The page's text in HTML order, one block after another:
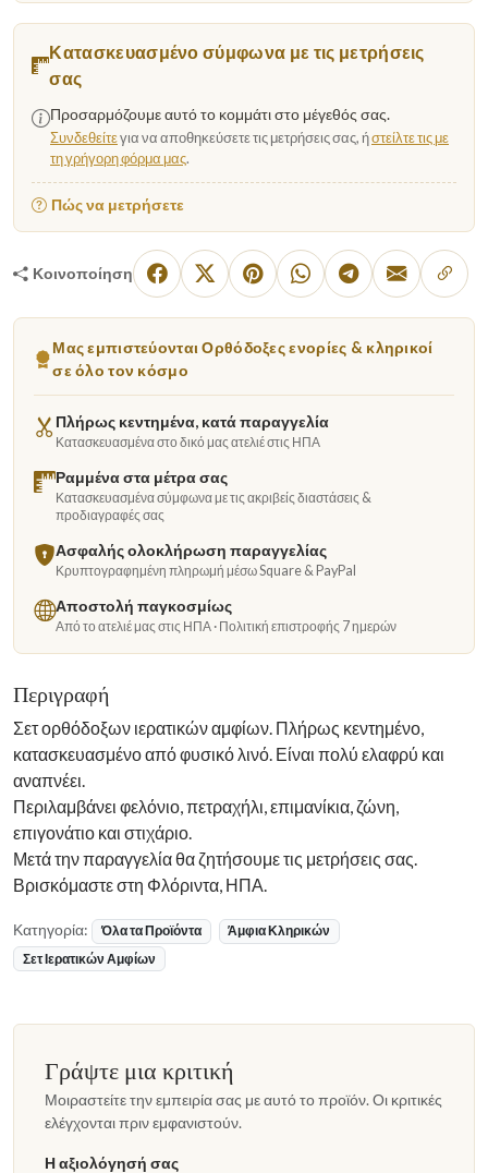
Κατασκευασμένο σύμφωνα με τις μετρήσεις
σας
Προσαρμόζουμε αυτό το κομμάτι στο μέγεθός σας.
Συνδεθείτεγια να αποθηκεύσετε τις μετρήσεις σας, ήστείλτε τις με
τη γρήγορη φόρμα μας.
Πώς να μετρήσετε
Κοινοποίηση
Μας εμπιστεύονται Ορθόδοξες ενορίες & κληρικοί
σε όλο τον κόσμο
Πλήρως κεντημένα, κατά παραγγελία
Κατασκευασμένα στο δικό μας ατελιέ στις ΗΠΑ
Ραμμένα στα μέτρα σας
Κατασκευασμένα σύμφωνα με τις ακριβείς διαστάσεις &
προδιαγραφές σας
Ασφαλής ολοκλήρωση παραγγελίας
Κρυπτογραφημένη πληρωμή μέσω Square & PayPal
Αποστολή παγκοσμίως
Από το ατελιέ μας στις ΗΠΑ · Πολιτική επιστροφής 7 ημερών
Περιγραφή
Σετ ορθόδοξων ιερατικών αμφίων. Πλήρως κεντημένο,
κατασκευασμένο από φυσικό λινό. Είναι πολύ ελαφρύ και
αναπνέει.
Περιλαμβάνει φελόνιο, πετραχήλι, επιμανίκια, ζώνη,
επιγονάτιο και στιχάριο.
Μετά την παραγγελία θα ζητήσουμε τις μετρήσεις σας.
Βρισκόμαστε στη Φλόριντα, ΗΠΑ.
Κατηγορία: Όλα τα Προϊόντα
Άμφια Κληρικών
Σετ Ιερατικών Αμφίων
Γράψτε μια κριτική
Μοιραστείτε την εμπειρία σας με αυτό το προϊόν. Οι κριτικές
ελέγχονται πριν εμφανιστούν.
Η αξιολόγησή σας